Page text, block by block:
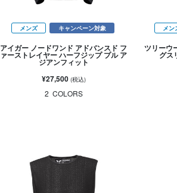
メンズ キャンペーン対象
アイガー ノードワンド アドバンスド フ
ァーストレイヤー ハーフジップ プル ア
ジアンフィット
¥27,500 (税込)
2 COLORS
メン
ツリーウ
グス